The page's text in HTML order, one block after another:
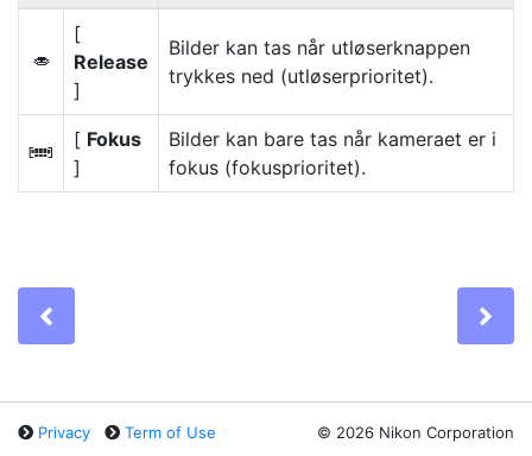
G
[
Release
]
Bilder kan tas når utløserknappen
trykkes ned (utløserprioritet).
F
[ Fokus
]
Bilder kan bare tas når kameraet er i
fokus (fokusprioritet).
Privacy Term of Use © 2026 Nikon Corporation